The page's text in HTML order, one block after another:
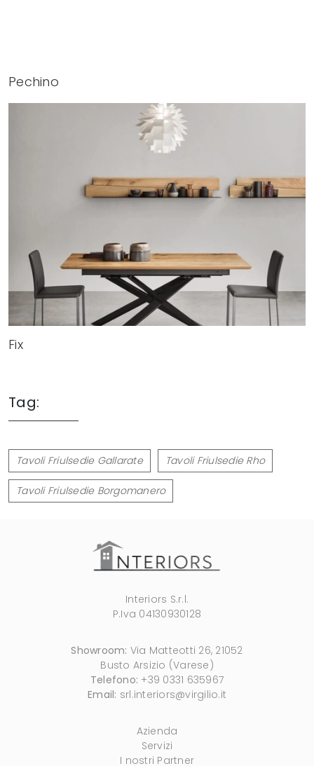
Pechino
Fix
Tag:
Tavoli Friulsedie Gallarate Tavoli Friulsedie Rho
Tavoli Friulsedie Borgomanero
Interiors S.r.l.
P.Iva 04130930128
Showroom: Via Matteotti 26, 21052
Busto Arsizio (Varese)
Telefono: +39 0331 635967
Email: srl.interiors@virgilio.it
Azienda
Servizi
I nostri Partner